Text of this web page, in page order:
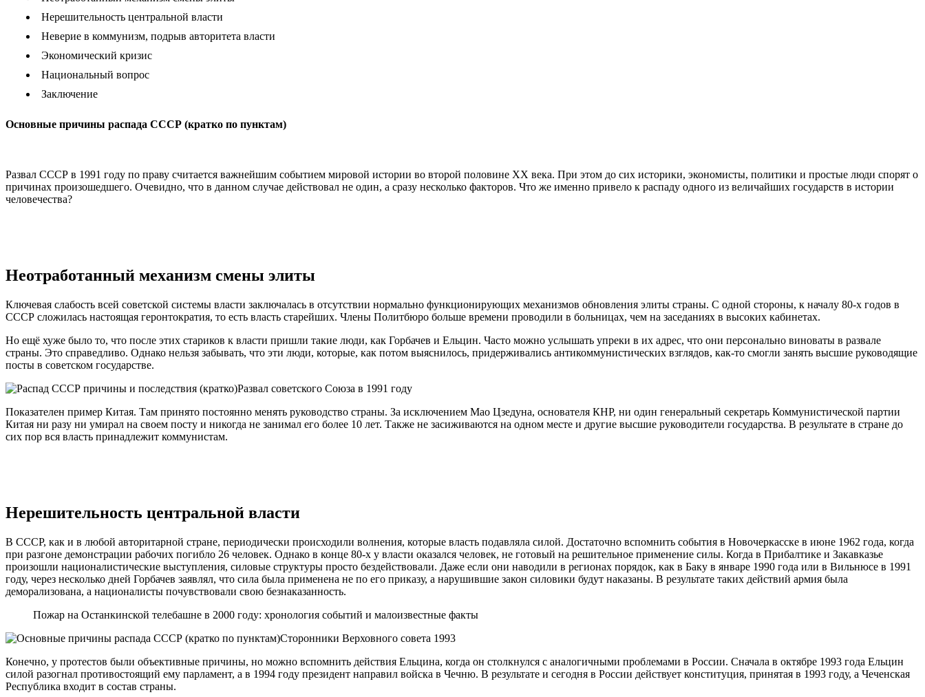
Нерешительность центральной власти
Неверие в коммунизм, подрыв авторитета власти
Экономический кризис
Национальный вопрос
Заключение
Основные причины распада СССР (кратко по пунктам)
Развал СССР в 1991 году по праву считается важнейшим событием мировой истории во второй половине XX века. При этом до сих историки, экономисты, политики и простые люди спорят о
причинах произошедшего. Очевидно, что в данном случае действовал не один, а сразу несколько факторов. Что же именно привело к распаду одного из величайших государств в истории
человечества?
Неотработанный механизм смены элиты
Ключевая слабость всей советской системы власти заключалась в отсутствии нормально функционирующих механизмов обновления элиты страны. С одной стороны, к началу 80-х годов в
СССР сложилась настоящая геронтократия, то есть власть старейших. Члены Политбюро больше времени проводили в больницах, чем на заседаниях в высоких кабинетах.
Но ещё хуже было то, что после этих стариков к власти пришли такие люди, как Горбачев и Ельцин. Часто можно услышать упреки в их адрес, что они персонально виноваты в развале
страны. Это справедливо. Однако нельзя забывать, что эти люди, которые, как потом выяснилось, придерживались антикоммунистических взглядов, как-то смогли занять высшие руководящие
посты в советском государстве.
Развал советского Союза в 1991 году
Показателен пример Китая. Там принято постоянно менять руководство страны. За исключением Мао Цзедуна, основателя КНР, ни один генеральный секретарь Коммунистической партии
Китая ни разу ни умирал на своем посту и никогда не занимал его более 10 лет. Также не засиживаются на одном месте и другие высшие руководители государства. В результате в стране до
сих пор вся власть принадлежит коммунистам.
Нерешительность центральной власти
В СССР, как и в любой авторитарной стране, периодически происходили волнения, которые власть подавляла силой. Достаточно вспомнить события в Новочеркасске в июне 1962 года, когда
при разгоне демонстрации рабочих погибло 26 человек. Однако в конце 80-х у власти оказался человек, не готовый на решительное применение силы. Когда в Прибалтике и Закавказье
произошли националистические выступления, силовые структуры просто бездействовали. Даже если они наводили в регионах порядок, как в Баку в январе 1990 года или в Вильнюсе в 1991
году, через несколько дней Горбачев заявлял, что сила была применена не по его приказу, а нарушившие закон силовики будут наказаны. В результате таких действий армия была
деморализована, а националисты почувствовали свою безнаказанность.
Пожар на Останкинской телебашне в 2000 году: хронология событий и малоизвестные факты
Сторонники Верховного совета 1993
Конечно, у протестов были объективные причины, но можно вспомнить действия Ельцина, когда он столкнулся с аналогичными проблемами в России. Сначала в октябре 1993 года Ельцин
силой разогнал противостоящий ему парламент, а в 1994 году президент направил войска в Чечню. В результате и сегодня в России действует конституция, принятая в 1993 году, а Чеченская
Республика входит в состав страны.